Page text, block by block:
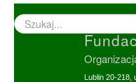
Wyszukiwarka
–
Lublin 20-218,